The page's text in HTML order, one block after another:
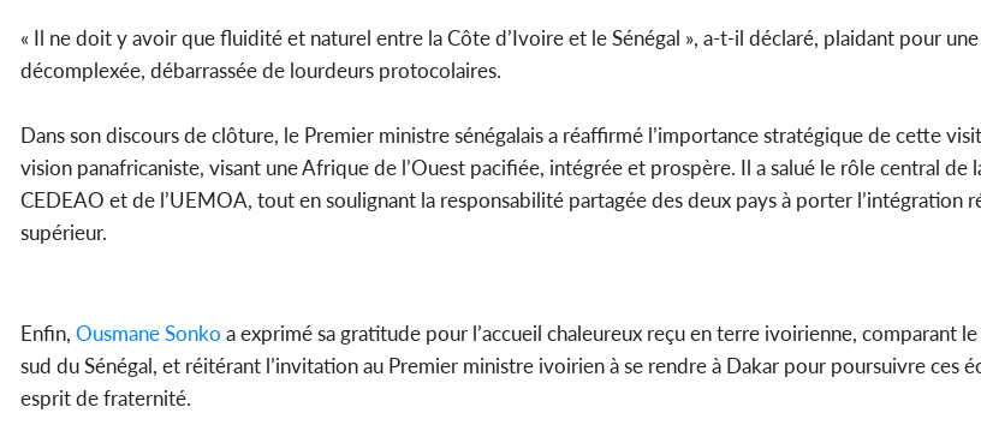
« Il ne doit y avoir que fluidité et naturel entre la Côte d’Ivoire et le Sénégal », a-t-il déclaré, plaidant pour une
décomplexée, débarrassée de lourdeurs protocolaires.
Dans son discours de clôture, le Premier ministre sénégalais a réaffirmé l’importance stratégique de cette
vision panafricaniste, visant une Afrique de l’Ouest pacifiée, intégrée et prospère. Il a salué le rôle central de
CEDEAO et de l’UEMOA, tout en soulignant la responsabilité partagée des deux pays à porter l’intégration
supérieur.
Enfin, OusmaneSonko a exprimé sa gratitude pour l’accueil chaleureux reçu en terre ivoirienne, comparant
sud du Sénégal, et réitérant l’invitation au Premier ministre ivoirien à se rendre à Dakar pour poursuivre ces
esprit de fraternité.